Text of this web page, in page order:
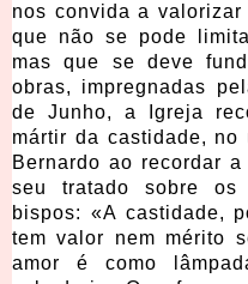
nos convida a
que não se pode
mas que se deve
obras, impregnadas
de Junho, a Igreja
mártir da castidade, no
Bernardo ao recordar
seu tratado sobre os
bispos: «A castidade,
tem valor nem mérito
amor é como